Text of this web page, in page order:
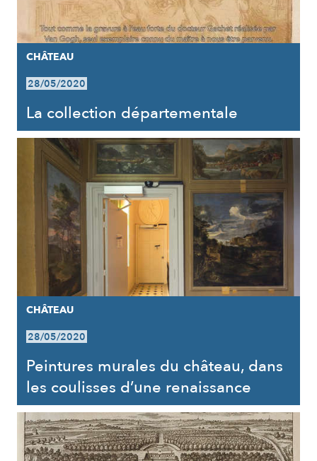
CHÂTEAU
28/05/2020
La collection départementale
CHÂTEAU
28/05/2020
Peintures murales du château, dans
les coulisses d’une renaissance